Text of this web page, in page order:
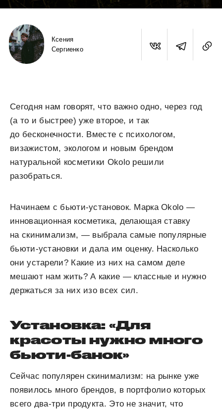
Ксения
Сергиенко
Сегодня нам говорят, что важно одно, через год
(а то и быстрее) уже второе, и так
до бесконечности. Вместе с психологом,
визажистом, экологом и новым брендом
натуральной косметики Okolo решили
разобраться.
Начинаем с бьюти-установок. Марка Okolo —
инновационная косметика, делающая ставку
на скинимализм, — выбрала самые популярные
бьюти-установки и дала им оценку. Насколько
они устарели? Какие из них на самом деле
мешают нам жить? А какие — классные и нужно
держаться за них изо всех сил.
Установка: «Для
красоты нужно много
бьюти-банок»
Сейчас популярен скинимализм: на рынке уже
появилось много брендов, в портфолио которых
всего два-три продукта. Это не значит, что